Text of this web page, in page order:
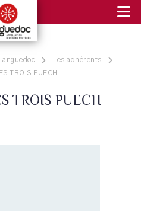
Les adhérents
TROIS PUECH
TROIS PUECH